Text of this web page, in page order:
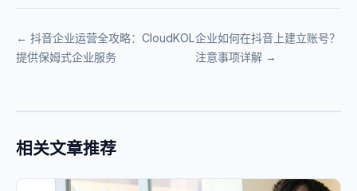
← 抖音企业运营全攻略：CloudKOL
提供保姆式企业服务
企业如何在抖音上建立账号？
注意事项详解 →
相关文章推荐